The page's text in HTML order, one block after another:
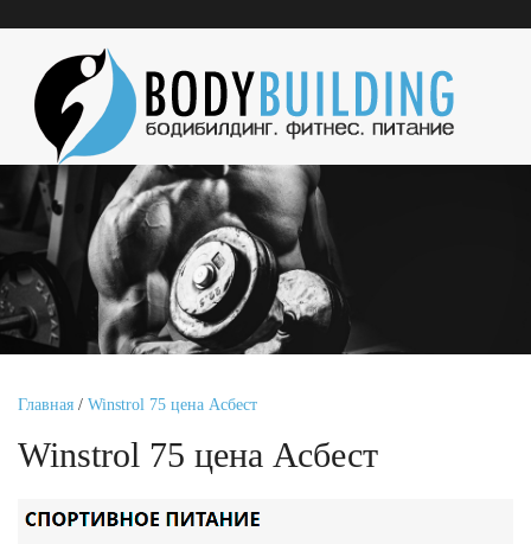
Главная / Winstrol 75 цена Асбест
Winstrol 75 цена Асбест